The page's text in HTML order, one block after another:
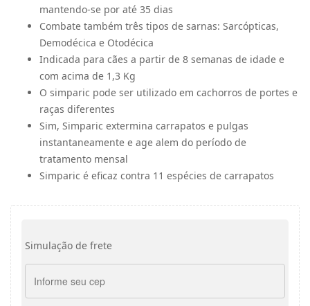
mantendo-se por até 35 dias
Combate também três tipos de sarnas: Sarcópticas,
Demodécica e Otodécica
Indicada para cães a partir de 8 semanas de idade e
com acima de 1,3 Kg
O simparic pode ser utilizado em cachorros de portes e
raças diferentes
Sim, Simparic extermina carrapatos e pulgas
instantaneamente e age alem do período de
tratamento mensal
Simparic é eficaz contra 11 espécies de carrapatos
Simulação de frete